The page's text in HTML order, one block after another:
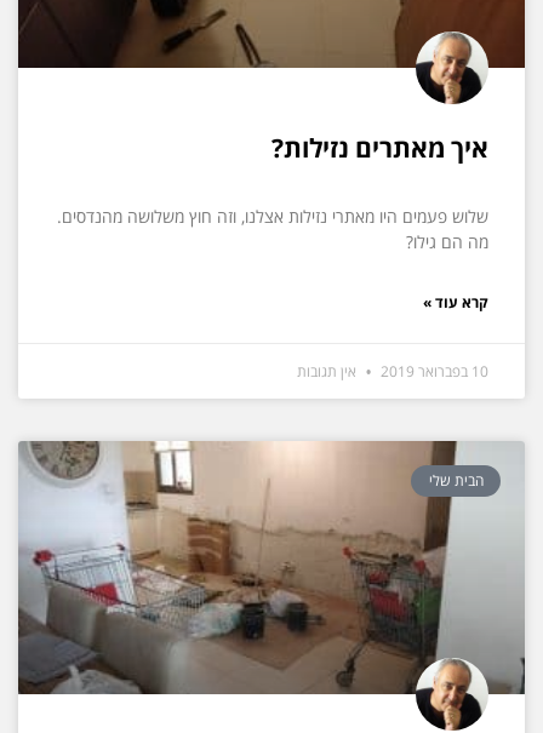
איך מאתרים נזילות?
שלוש פעמים היו מאתרי נזילות אצלנו, וזה חוץ משלושה מהנדסים.
מה הם גילו?
קרא עוד »
10 בפברואר 2019 אין תגובות
הבית שלי